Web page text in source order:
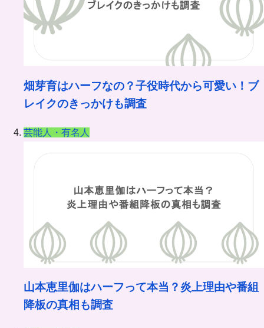
畑芽育はハーフなの？子役時代から可愛い！ブ
レイクのきっかけも調査
芸能人・有名人
山本恵里伽はハーフって本当？炎上理由や番組
降板の真相も調査